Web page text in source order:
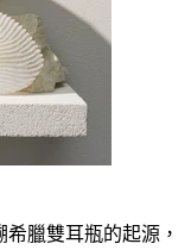
臘雙耳瓶的起源，